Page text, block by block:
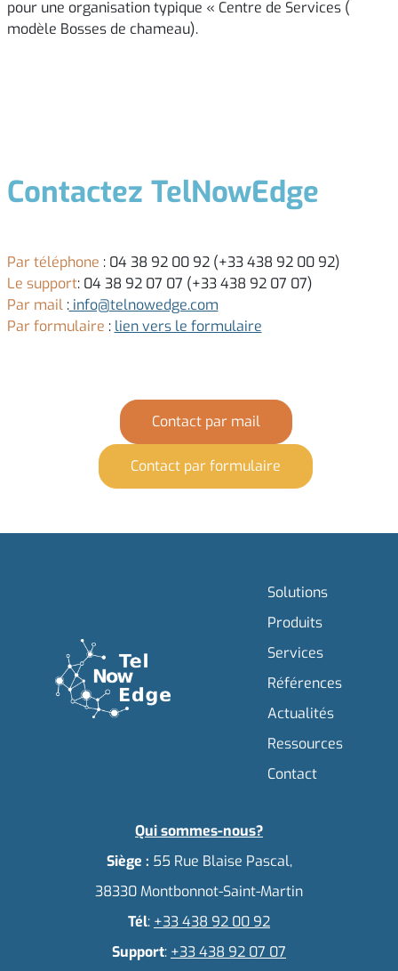
pour une organisation typique « Centre de Services (
modèle Bosses de chameau).
Contactez TelNowEdge
Par téléphone : 04 38 92 00 92 (+33 438 92 00 92)
Le support: 04 38 92 07 07 (+33 438 92 07 07)
Par mail:info@telnowedge.com
Par formulaire : lien vers le formulaire
Contact par mail
Contact par formulaire
Solutions
Produits
Services
Références
Actualités
Ressources
Contact
Qui sommes-nous?
Siège : 55 Rue Blaise Pascal,
38330 Montbonnot-Saint-Martin
Tél: +33 438 92 00 92
Support: +33 438 92 07 07